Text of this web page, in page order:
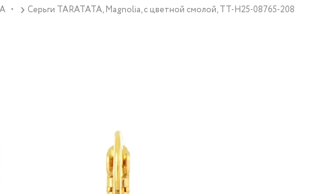
▼ Серьги TARATATA, Magnolia, с цветной смолой, TT-H25-08765-208